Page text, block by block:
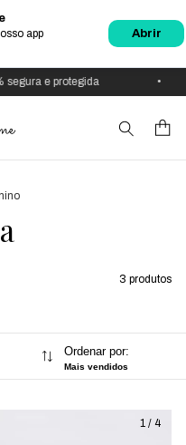
app
Abrir
segura e protegida
3 produtos
Ordenar por:
Mais vendidos
1 / 4